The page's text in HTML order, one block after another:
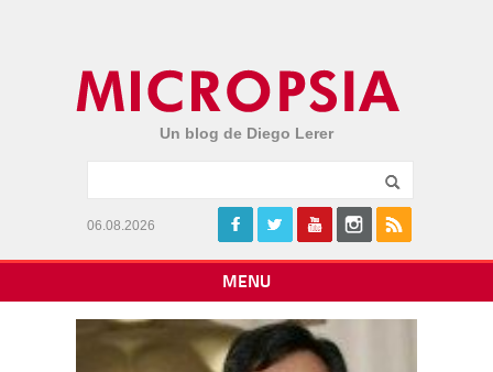
Un blog de Diego Lerer
06.08.2026
MENU